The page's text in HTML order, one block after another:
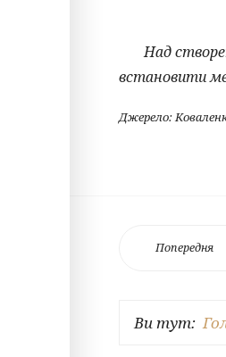
Над
встановити
Джерело:
Попередня
Ви тут: